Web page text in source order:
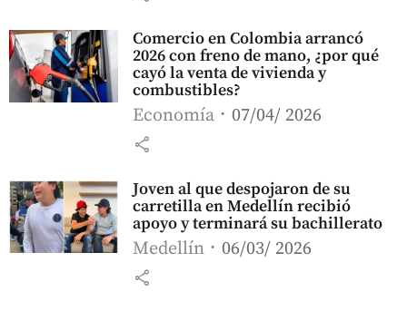
Comercio en Colombia arrancó
2026 con freno de mano, ¿por qué
cayó la venta de vivienda y
combustibles?
Economía 07/04/ 2026
share
Joven al que despojaron de su
carretilla en Medellín recibió
apoyo y terminará su bachillerato
Medellín 06/03/ 2026
share